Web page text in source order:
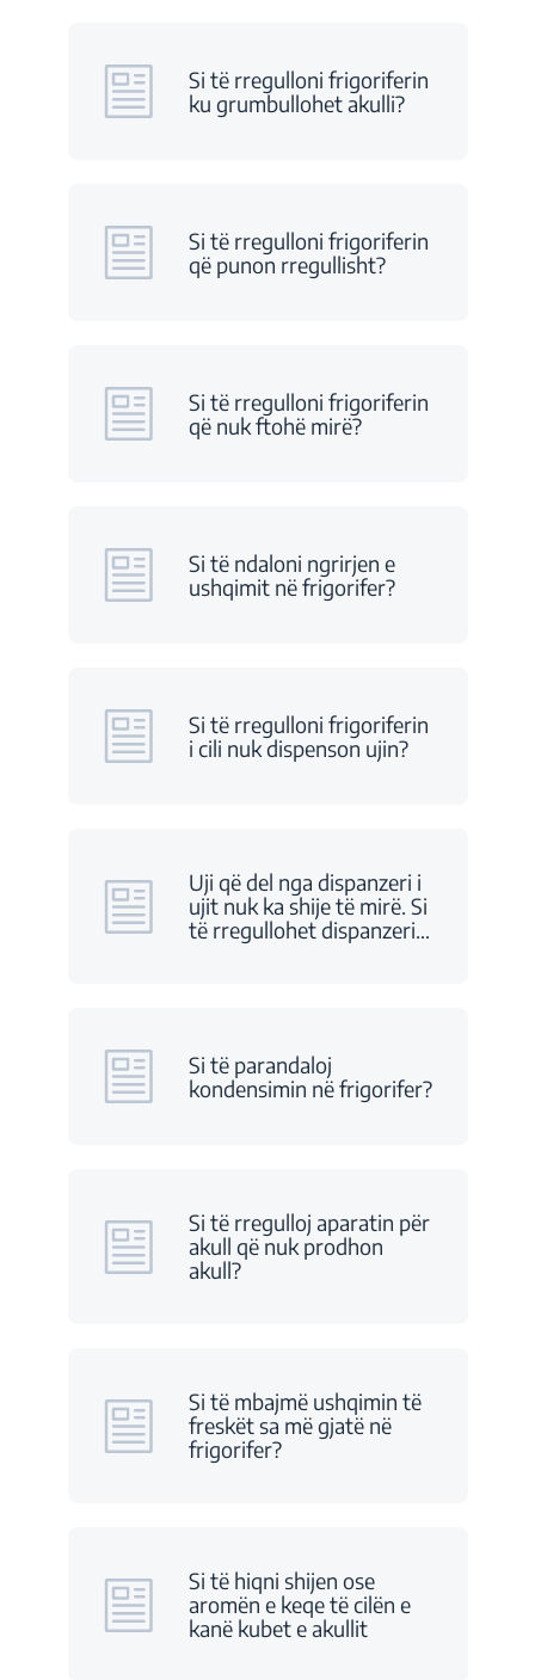
Si të rregulloni frigoriferin
ku grumbullohet akulli?
Si të rregulloni frigoriferin
që punon rregullisht?
Si të rregulloni frigoriferin
që nuk ftohë mirë?
Si të ndaloni ngrirjen e
ushqimit në frigorifer?
Si të rregulloni frigoriferin
i cili nuk dispenson ujin?
Uji që del nga dispanzeri i
ujit nuk ka shije të mirë. Si
të rregullohet dispanzeri…
Si të parandaloj
kondensimin në frigorifer?
Si të rregulloj aparatin për
akull që nuk prodhon
akull?
Si të mbajmë ushqimin të
freskët sa më gjatë në
frigorifer?
Si të hiqni shijen ose
aromën e keqe të cilën e
kanë kubet e akullit